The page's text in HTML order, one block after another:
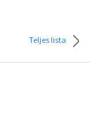
Teljes lista